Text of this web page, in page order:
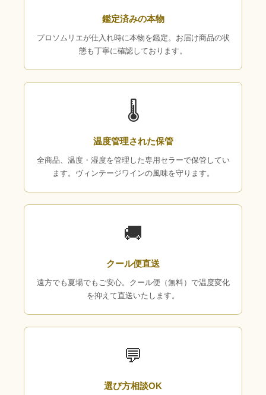
鑑定済みの本物
プロソムリエが仕入れ時に本物を鑑定。お届け商品の状
態も丁寧に確認しております。
🌡
温度管理された保管
全商品、温度・湿度を管理した専用セラーで保管してい
ます。ヴィンテージワインの風味を守ります。
🚚
クール便直送
遠方でも夏場でもご安心。クール便（無料）で温度変化
を抑えて直送いたします。
💬
選び方相談OK